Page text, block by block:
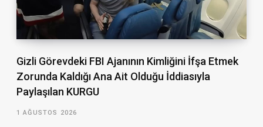
Gizli Görevdeki FBI Ajanının Kimliğini İfşa Etmek
Zorunda Kaldığı Ana Ait Olduğu İddiasıyla
Paylaşılan KURGU
1 AĞUSTOS 2026